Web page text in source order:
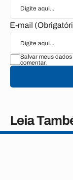
E-mail
Salvar meus
comentar.
Leia